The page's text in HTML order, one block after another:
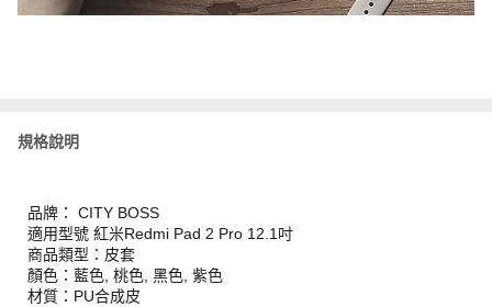
規格說明
品牌： CITY BOSS
適用型號 紅米Redmi Pad 2 Pro 12.1吋
商品類型：皮套
顏色：藍色, 桃色, 黑色, 紫色
材質：PU合成皮